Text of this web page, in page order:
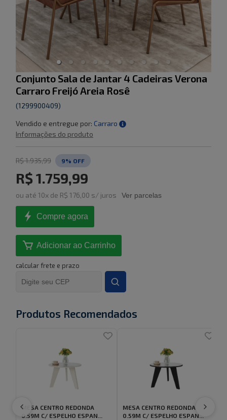
Conjunto Sala de Jantar 4 Cadeiras Verona
Carraro Freijó Areia Rosê
(1299900409)
Vendido e entregue por: Carraro
Informações do produto
R$ 1.935,99 9% OFF
R$ 1.759,99
ou até 10x de R$ 176,00 s/ juros Ver parcelas
Compre agora
Adicionar ao Carrinho
calcular frete e prazo
Produtos Recomendados
MESA CENTRO REDONDA
0.59M C/ ESPELHO ESPAN...
MESA CENTRO REDONDA
0.59M C/ ESPELHO ESPAN...